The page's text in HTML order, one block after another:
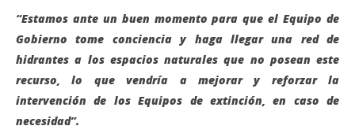
“Estamos ante un buen momento para que el Equipo de
Gobierno tome conciencia y haga llegar una red de
hidrantes a los espacios naturales que no posean este
recurso, lo que vendría a mejorar y reforzar la
intervención de los Equipos de extinción, en caso de
necesidad”.